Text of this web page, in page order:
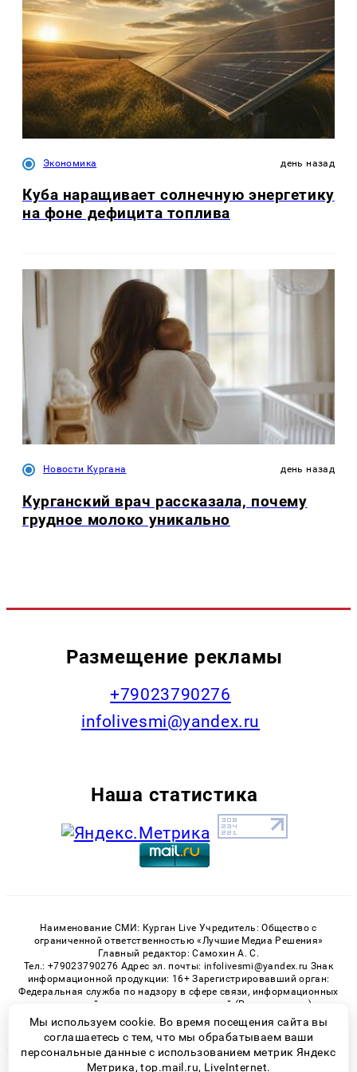
Экономика день назад
Куба наращивает солнечную энергетику
на фоне дефицита топлива
Новости Кургана день назад
Курганский врач рассказала, почему
грудное молоко уникально
Размещение рекламы
+79023790276
infolivesmi@yandex.ru
Наша статистика
Наименование СМИ: Курган Live Учредитель: Общество с
ограниченной ответственностью «Лучшие Медиа Решения»
Главный редактор: Самохин А. С.
Тел.: +79023790276 Адрес эл. почты: infolivesmi@yandex.ru Знак
информационной продукции: 16+ Зарегистрировавший орган:
Федеральная служба по надзору в сфере связи, информационных
технологий и массовых коммуникаций (Роскомнадзор)
Регистрационный номер СМИ ЭЛ № ФС 77 - 82535 от 21.01.2022
Мы используем cookie. Во время посещения сайта вы
соглашаетесь с тем, что мы обрабатываем ваши
персональные данные с использованием метрик Яндекс
Метрика, top.mail.ru, LiveInternet.